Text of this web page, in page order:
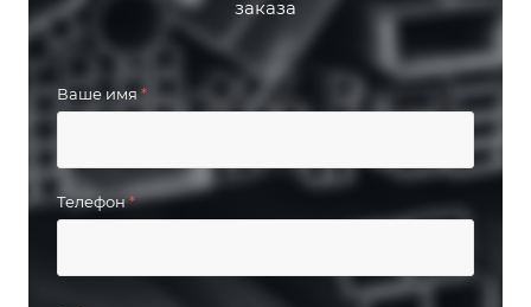
заказа
Ваше имя *
Телефон*